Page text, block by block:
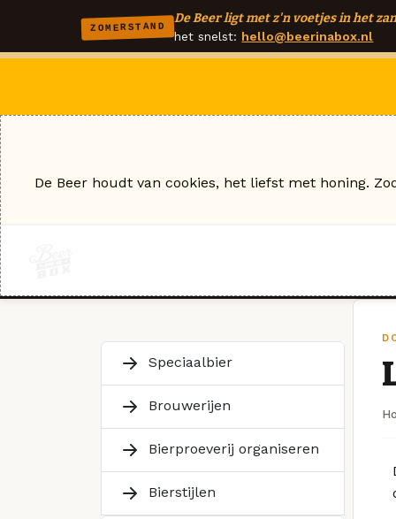
ZOMERSTAND
De Beer ligt met z'n voetjes in het
het snelst: hello@beerinabox.nl
Speciaalbier
Brouwerijen
Bierproeverij organiseren
Bierstijlen
De Beer houdt van cookies, het liefst met honing.